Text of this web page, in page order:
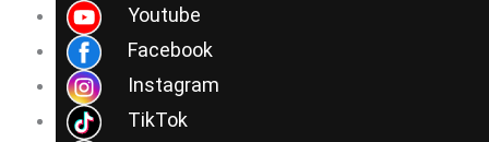
Youtube
Facebook
Instagram
TikTok
contenido